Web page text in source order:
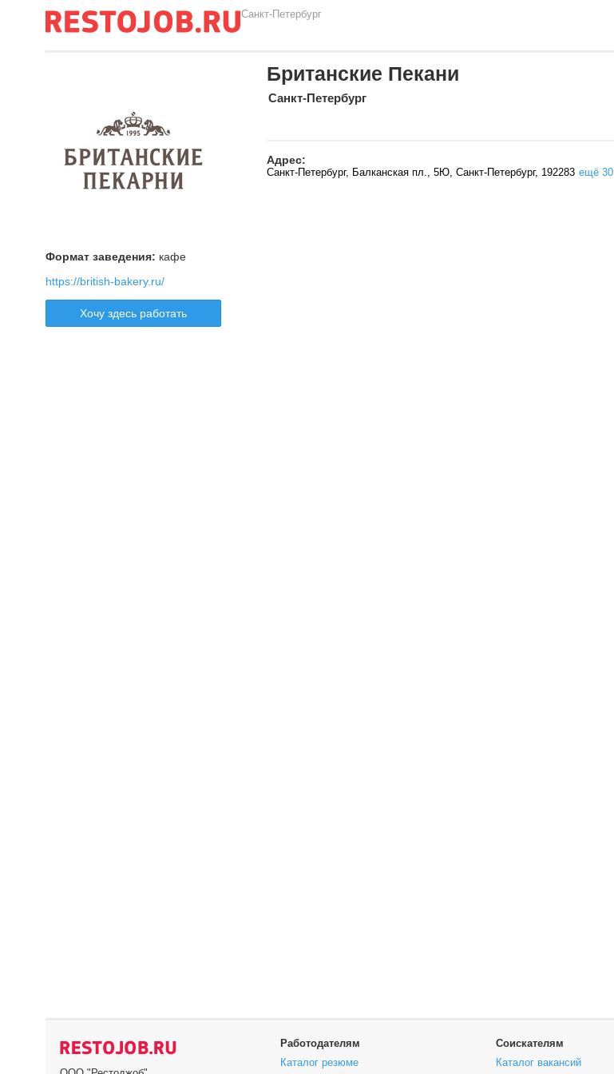
Санкт-Петербург
Британские Пекани
Санкт-Петербург
Адрес:
Санкт-Петербург, Балканская пл., 5Ю, Санкт-Петербург, 192283 ещё 30
Формат заведения: кафе
https://british-bakery.ru/
Хочу здесь работать
Работодателям
Каталог резюме
Соискателям
Каталог вакансий